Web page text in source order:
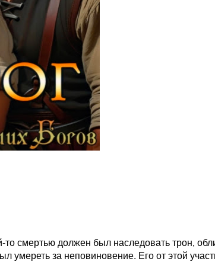
смертью должен был наследовать трон,
умереть за неповиновение. Его от этой